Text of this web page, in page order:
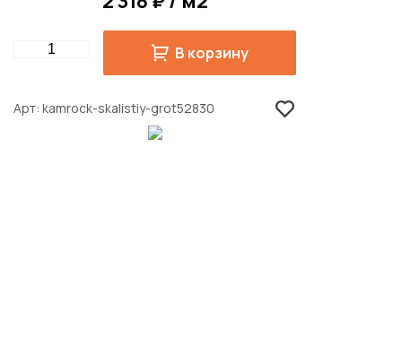
Quantity В корзину
Арт kamrock-skalistiy-grot52830